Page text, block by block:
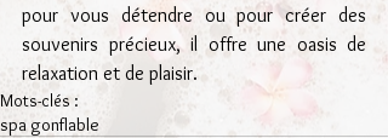
pour vous détendre ou pour créer des
souvenirs précieux, il offre une oasis de
relaxation et de plaisir.
Mots-clés :
spa gonflable